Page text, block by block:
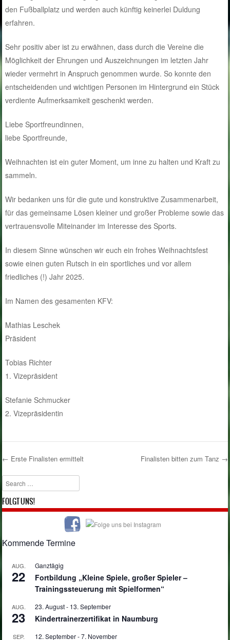
den Fußballplatz und werden auch künftig keinerlei Duldung
erfahren.
Sehr positiv aber ist zu erwähnen, dass durch die Vereine die
Möglichkeit der Ehrungen und Auszeichnungen im letzten Jahr
wieder vermehrt in Anspruch genommen wurde. So konnte den
entscheidenden und wichtigen Personen im Hintergrund ein Stück
verdiente Aufmerksamkeit geschenkt werden.
Liebe Sportfreundinnen,
liebe Sportfreunde,
Weihnachten ist ein guter Moment, um inne zu halten und Kraft zu
sammeln.
Wir bedanken uns für die gute und konstruktive Zusammenarbeit,
für das gemeinsame Lösen kleiner und großer Probleme sowie das
vertrauensvolle Miteinander im Interesse des Sports.
In diesem Sinne wünschen wir euch ein frohes Weihnachtsfest
sowie einen guten Rutsch in ein sportliches und vor allem
friedliches (!) Jahr 2025.
Im Namen des gesamenten KFV:
Mathias Leschek
Präsident
Tobias Richter
1. Vizepräsident
Stefanie Schmucker
2. Vizepräsidentin
Post navigation
← Erste Finalisten ermittelt Finalisten bitten zum Tanz →
Search
FOLGT UNS!
Kommende Termine
AUG.
22
Ganztägig
Fortbildung „Kleine Spiele, großer Spieler –
Trainingssteuerung mit Spielformen“
AUG.
23
23. August- 13. September
Kindertrainerzertifikat in Naumburg
SEP. 12. September-7. November